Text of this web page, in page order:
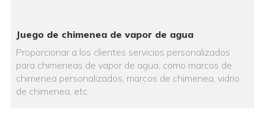
Juego de chimenea de vapor de agua
Proporcionar a los clientes servicios personalizados
para chimeneas de vapor de agua, como marcos de
chimenea personalizados, marcos de chimenea, vidrio
de chimenea, etc.